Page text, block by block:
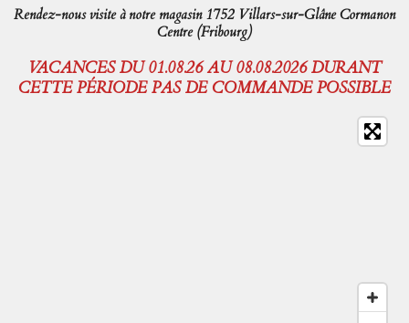
Rendez-nous visite à notre magasin 1752 Villars-sur-Glâne Cormanon
Centre (Fribourg)
VACANCES DU 01.08.26 AU 08.08.2026 DURANT
CETTE PÉRIODE PAS DE COMMANDE POSSIBLE